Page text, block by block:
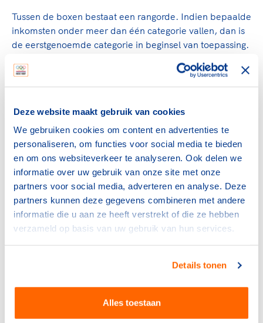
Deze website maakt gebruik van cookies
We gebruiken cookies om content en advertenties te
personaliseren, om functies voor social media te bieden
en om ons websiteverkeer te analyseren. Ook delen we
informatie over uw gebruik van onze site met onze
partners voor social media, adverteren en analyse. Deze
partners kunnen deze gegevens combineren met andere
informatie die u aan ze heeft verstrekt of die ze hebben
verzameld op basis van uw gebruik van hun services.
Details tonen
Alles toestaan
Tussen de boxen bestaat een rangorde. Indien bepaalde
inkomsten onder meer dan één categorie vallen, dan is
de eerstgenoemde categorie in beginsel van toepassing.
Verschillen tussen de regels voor
voor de inkomstenbelasting
De regels voor de loonbelasting verschillen op een
aantal punten van de regels voor de inkomstenbelasting,
bijvoorbeeld als het over het ter beschikking stellen van
een auto en over de reiskosten tussen woning en werk
gaat.
Auto ter beschikking gesteld
Als jouw vereniging aan een werknemer een
personenauto ter beschikking stelt die hij voor privé
de loonbelasting. Je meldt dit wel met een speciale
code op de loonbelastingkaart.